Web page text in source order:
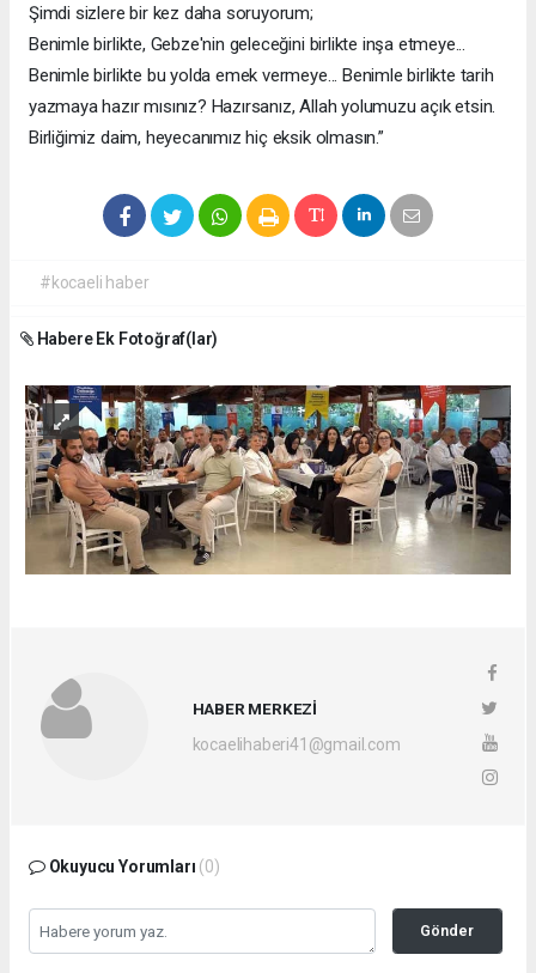
Şimdi sizlere bir kez daha soruyorum;
Benimle birlikte, Gebze'nin geleceğini birlikte inşa etmeye...
Benimle birlikte bu yolda emek vermeye... Benimle birlikte tarih
yazmaya hazır mısınız? Hazırsanız, Allah yolumuzu açık etsin.
Birliğimiz daim, heyecanımız hiç eksik olmasın.”
#kocaeli haber
Habere Ek Fotoğraf(lar)
HABER MERKEZİ
kocaelihaberi41@gmail.com
Okuyucu Yorumları (0)
Gönder